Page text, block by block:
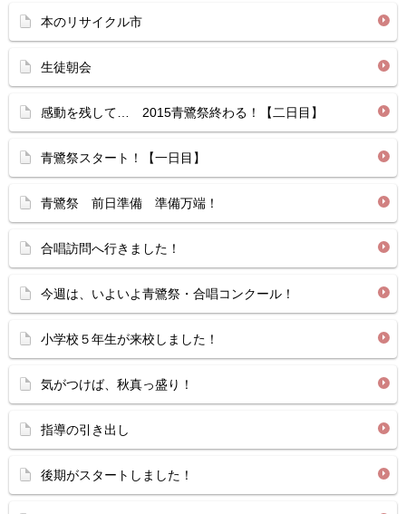
本のリサイクル市
生徒朝会
感動を残して… 2015青鷺祭終わる！【二日目】
青鷺祭スタート！【一日目】
青鷺祭 前日準備 準備万端！
合唱訪問へ行きました！
今週は、いよいよ青鷺祭・合唱コンクール！
小学校５年生が来校しました！
気がつけば、秋真っ盛り！
指導の引き出し
後期がスタートしました！